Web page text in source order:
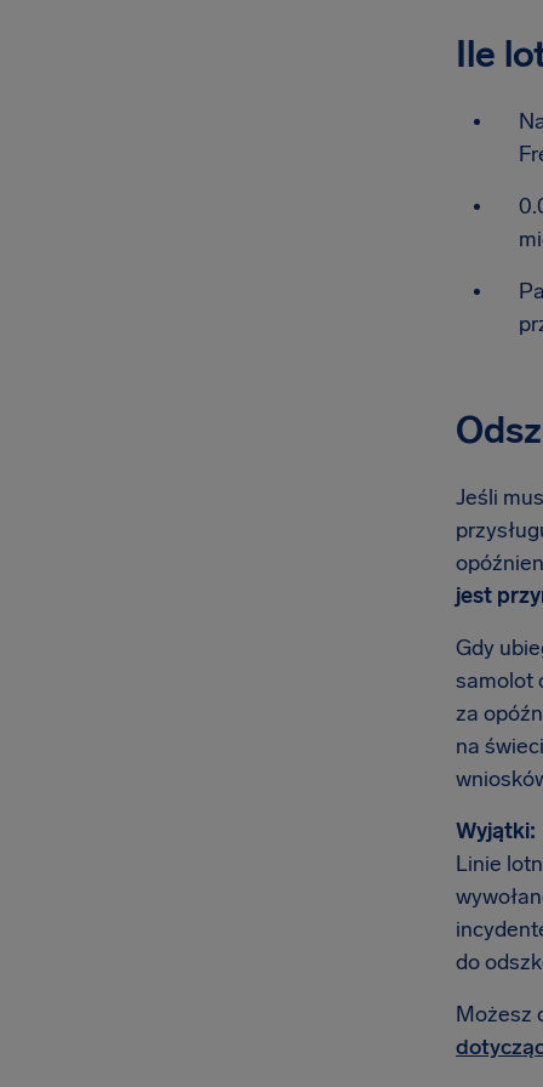
Ile
Jeśli
jest
Gdy
samolot
za
na
Wyjątki:
Linie
do
Możesz